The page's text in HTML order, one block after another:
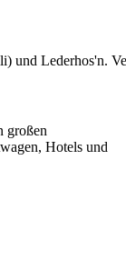
und Lederhos'n.
großen
Hotels und